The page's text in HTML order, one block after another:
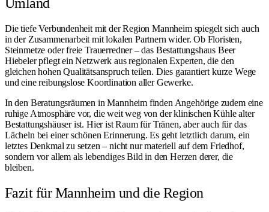
Die tiefe Verbundenheit mit der Region Mannheim spiegelt sich auch
in der Zusammenarbeit mit lokalen Partnern wider. Ob Floristen,
Steinmetze oder freie Trauerredner – das Bestattungshaus Beer
Hiebeler pflegt ein Netzwerk aus regionalen Experten, die den
gleichen hohen Qualitätsanspruch teilen. Dies garantiert kurze Wege
und eine reibungslose Koordination aller Gewerke.
In den Beratungsräumen in Mannheim finden Angehörige zudem eine
ruhige Atmosphäre vor, die weit weg von der klinischen Kühle alter
Bestattungshäuser ist. Hier ist Raum für Tränen, aber auch für das
Lächeln bei einer schönen Erinnerung. Es geht letztlich darum, ein
letztes Denkmal zu setzen – nicht nur materiell auf dem Friedhof,
sondern vor allem als lebendiges Bild in den Herzen derer, die
bleiben.
Fazit für Mannheim und die Region